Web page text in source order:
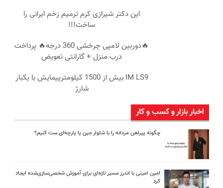
این دکتر شیرازی کرم ترمیم زخم ایرانی را
ساخت!!!
🔥دوربین لامپی چرخشی 360 درجه🔥 پرداخت
درب منزل + گارانتی تعویض
IM LS9 بیش از 1500 کیلومترپیمایش با یکبار
شارژ
اخبار بازار و کسب و کار
چگونه پیراهن مردانه را با شلوار جین یا پارچه‌ای ست کنیم؟
امین امینی با اندرز مسیر تازه‌ای برای آموزش شخصی‌سازی‌شده ایجاد
کرد